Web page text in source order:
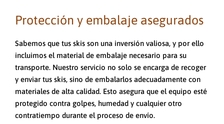
Protección y embalaje asegurados
Sabemos que tus skis son una inversión valiosa, y por ello
incluimos el material de embalaje necesario para su
transporte. Nuestro servicio no solo se encarga de recoger
y enviar tus skis, sino de embalarlos adecuadamente con
materiales de alta calidad. Esto asegura que el equipo esté
protegido contra golpes, humedad y cualquier otro
contratiempo durante el proceso de envío.